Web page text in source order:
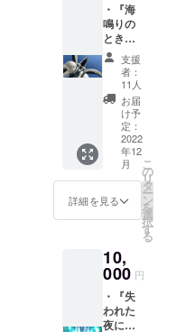
・『海
鳴りの
とき』
本編映
像(40
『海鳴
りのと
き』完
全資料
集（特
撮メイ
キン
グ、制
作記
録、完
本、絵
コン
テ、デ
ザイン
ワーク
ス、監
支援
者：
11人
お届
け予
定：
2022
年12
月
詳細を見る
こ
の
リ
タ
ー
ン
を
選
択
す
る
10,
000 円
・『失
われた
夜に』